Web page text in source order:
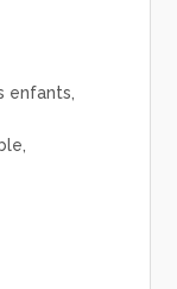
enfants,